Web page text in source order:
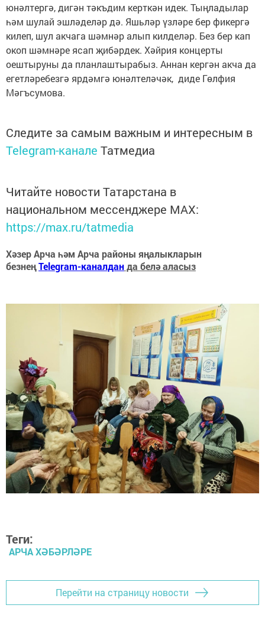
юнәлтергә, дигән тәкъдим керткән идек. Тыңладылар
һәм шулай эшләделәр дә. Яшьләр үзләре бер фикергә
килеп, шул акчага шәмнәр алып килделәр. Без бер кап
окоп шәмнәре ясап җибәрдек. Хәйрия концерты
оештыруны да планлаштырабыз. Аннан кергән акча да
егетләребезгә ярдәмгә юнәлтеләчәк, диде Гөлфия
Мәгъсумова.
Следите за самым важным и интересным в
Telegram-канале Татмедиа
Читайте новости Татарстана в
национальном мессенджере MАХ:
https://max.ru/tatmedia
Хәзер Арча һәм Арча районы яңалыкларын
безнеңTelegram-каналданда белә аласыз
Теги:
АРЧА ХӘБӘРЛӘРЕ
Перейти на страницу новости